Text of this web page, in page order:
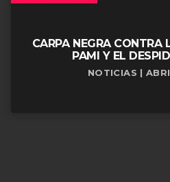
CARPA NEGRA CONTRA
PAMI Y EL
NOTICIAS |